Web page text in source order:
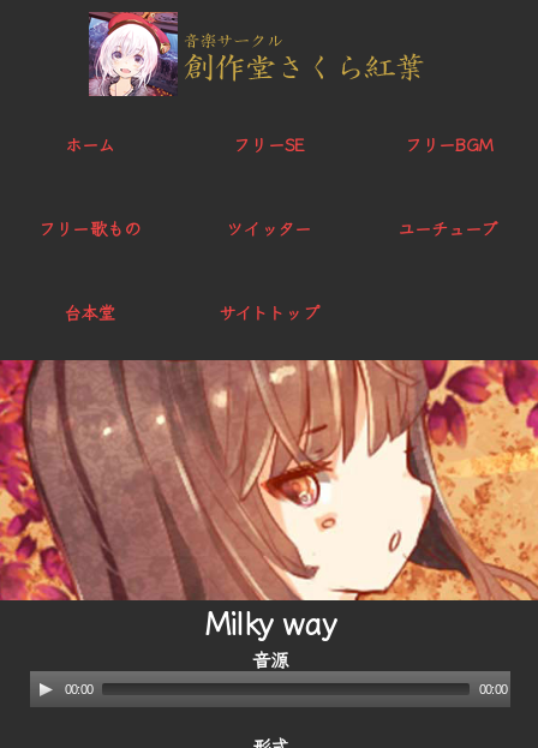
ホーム フリーSE フリーBGM
フリー歌もの ツイッター ユーチューブ
台本堂 サイトトップ
Milky way
音源
00:00 00:00